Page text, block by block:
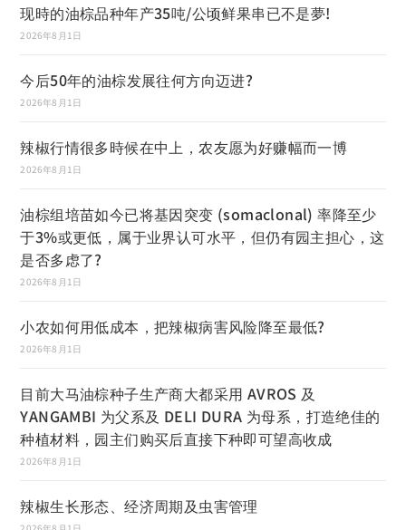
现時的油棕品种年产35吨/公顷鲜果串已不是夢!
2026年8月1日
今后50年的油棕发展往何方向迈进?
2026年8月1日
辣椒行情很多時候在中上，农友愿为好赚幅而一博
2026年8月1日
油棕组培苗如今已将基因突变 (somaclonal) 率降至少
于3%或更低，属于业界认可水平，但仍有园主担心，这
是否多虑了?
2026年8月1日
小农如何用低成本，把辣椒病害风险降至最低?
2026年8月1日
目前大马油棕种子生产商大都采用 AVROS 及
YANGAMBI 为父系及 DELI DURA 为母系，打造绝佳的
种植材料，园主们购买后直接下种即可望高收成
2026年8月1日
辣椒生长形态、经济周期及虫害管理